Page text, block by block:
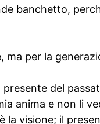
banchetto,
ma per la
del
anima e non li
la visione; il